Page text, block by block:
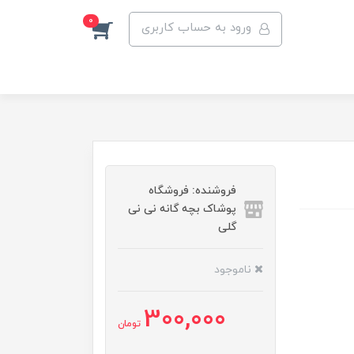
ورود به حساب کاربری 0
فروشنده: فروشگاه
پوشاک بچه گانه نی نی
گلی
ناموجود
300,000 تومان